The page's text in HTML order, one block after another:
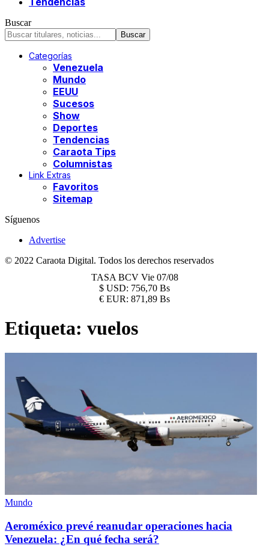
Buscar
Categorías
Venezuela
Mundo
EEUU
Sucesos
Show
Deportes
Tendencias
Caraota Tips
Columnistas
Link Extras
Favoritos
Sitemap
Síguenos
Advertise
© 2022 Caraota Digital. Todos los derechos reservados
TASA BCV Vie 07/08
$ USD: 756,70 Bs
€ EUR: 871,89 Bs
Etiqueta: vuelos
Mundo
Aeroméxico prevé reanudar operaciones hacia
Venezuela: ¿En qué fecha será?